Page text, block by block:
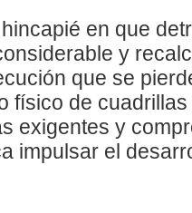
en que
y
que se
físico de
exigentes y
impulsar el